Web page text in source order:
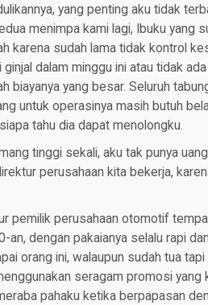
yang penting aku tidak
menimpa kami lagi, Ibuku yang
karena sudah lama tidak kontrol
dalam minggu ini atau tidak
biayanya yang besar. Seluruh
untuk operasinya masih butuh
tahu dia dapat menolongku.
tinggi sekali, aku tak punya
perusahaan kita bekerja,
pemilik perusahaan otomotif
an, dengan pakaianya selalu rapi
orang ini, walaupun sudah tua
seragam promosi
pahaku ketika berpapasan